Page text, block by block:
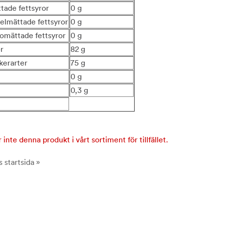
fettsyror
0 g
fettsyror 0 g
fettsyror 0 g
82 g
75 g
0 g
0,3 g
inte denna produkt i vårt sortiment för tillfället.
startsida »